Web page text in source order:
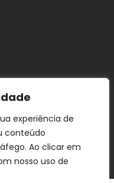
experiência de
conteúdo
Ao clicar em
nosso uso de
Industrial da Lapa